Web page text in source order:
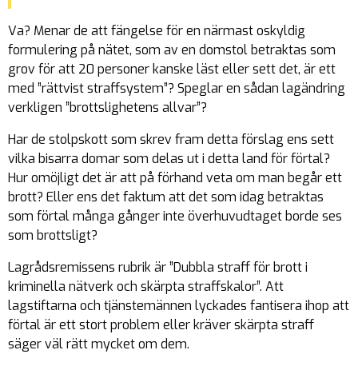
Va? Menar de att fängelse för en närmast oskyldig
formulering på nätet, som av en domstol betraktas som
grov för att 20 personer kanske läst eller sett det, är ett
med ”rättvist straffsystem”? Speglar en sådan lagändring
verkligen ”brottslighetens allvar”?
Har de stolpskott som skrev fram detta förslag ens sett
vilka bisarra domar som delas ut i detta land för förtal?
Hur omöjligt det är att på förhand veta om man begår ett
brott? Eller ens det faktum att det som idag betraktas
som förtal många gånger inte överhuvudtaget borde ses
som brottsligt?
Lagrådsremissens rubrik är ”Dubbla straff för brott i
kriminella nätverk och skärpta straffskalor”. Att
lagstiftarna och tjänstemännen lyckades fantisera ihop att
förtal är ett stort problem eller kräver skärpta straff
säger väl rätt mycket om dem.